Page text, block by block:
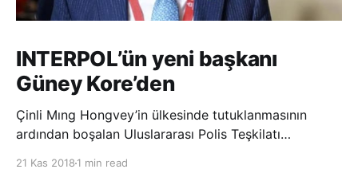
INTERPOL’ün yeni başkanı
Güney Kore’den
Çinli Mıng Hongvey’in ülkesinde tutuklanmasının
ardından boşalan Uluslararası Polis Teşkilatı
21 Kas 2018 1 min read